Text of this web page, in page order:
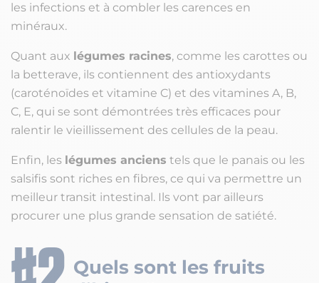
les infections et à combler les carences en
minéraux.
Quant aux légumes racines, comme les carottes ou
la betterave, ils contiennent des antioxydants
(caroténoïdes et vitamine C) et des vitamines A, B,
C, E, qui se sont démontrées très efficaces pour
ralentir le vieillissement des cellules de la peau.
Enfin, les légumes anciens tels que le panais ou les
salsifis sont riches en fibres, ce qui va permettre un
meilleur transit intestinal. Ils vont par ailleurs
procurer une plus grande sensation de satiété.
Quels sont les fruits